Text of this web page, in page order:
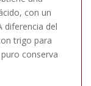
con un
diferencia del
trigo para
conserva